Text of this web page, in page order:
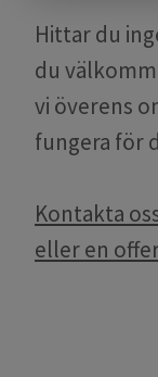
Hittar du
du
vi överens
fungera för
Kontakta
eller en